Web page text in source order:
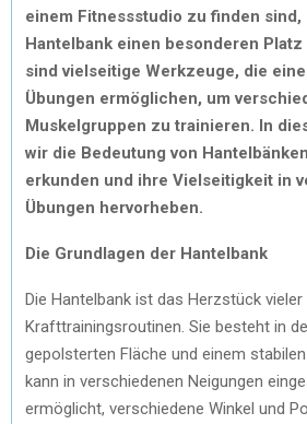
einem Fitnessstudio zu finden sind,
Hantelbank einen besonderen
sind vielseitige Werkzeuge, die
Übungen ermöglichen, um
Muskelgruppen zu trainieren. In
wir die Bedeutung von
erkunden und ihre Vielseitigkeit in
Übungen hervorheben.
Die Grundlagen der Hantelbank
Die Hantelbank ist das Herzstück vieler
Krafttrainingsroutinen. Sie besteht in
gepolsterten Fläche und einem
kann in verschiedenen Neigungen
ermöglicht, verschiedene Winkel und